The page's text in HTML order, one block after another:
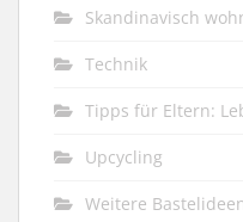
Skandinavisch
Technik
Tipps für Eltern:
Upcycling
Weitere